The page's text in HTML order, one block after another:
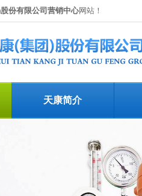
份有限公司营销中心网站！
天康简介